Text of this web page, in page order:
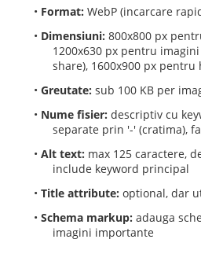
• Format: WebP (incarcare
• Dimensiuni: 800x800 px
1200x630 px pentru
share), 1600x900 px
• Greutate: sub 100 KB per
• Nume fisier: descriptiv cu
separate prin '-' (cratima),
• Alt text: max 125 caractere,
include keyword principal
• Title attribute: optional, dar
• Schema markup: adauga
imagini importante